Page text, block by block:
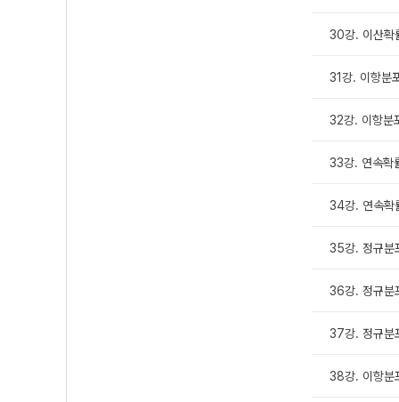
30강. 이산확
31강. 이항분
32강. 이항분
33강. 연속확
34강. 연속확
35강. 정규분
36강. 정규분
37강. 정규분
38강. 이항분